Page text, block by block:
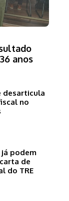
anos
desarticula
no
já podem
de
do TRE